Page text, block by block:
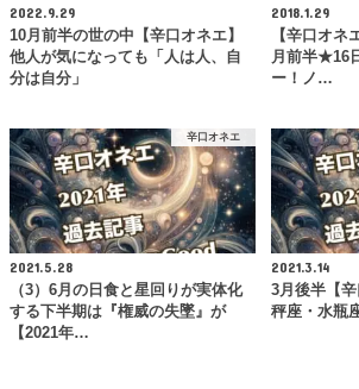
2022.9.29
10月前半の世の中【辛口オネエ】
他人が気になっても「人は人、自
分は自分」
2018.1.29
【辛口オネ
月前半★16
ー！ノ…
辛口オネエ
2021.5.28
（3）6月の日食と星回りが実体化
する下半期は『権威の失墜』が
【2021年…
2021.3.14
3月後半【
秤座・水瓶